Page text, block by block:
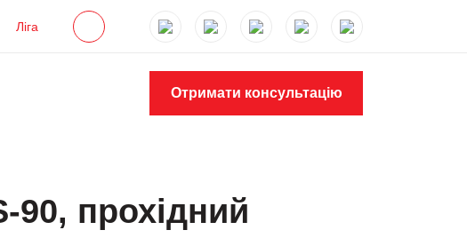
Ліга
Отримати консультацію
90, прохідний